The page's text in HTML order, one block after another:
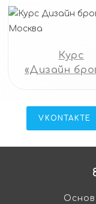
Курс
«Дизайн
VKONTAKTE